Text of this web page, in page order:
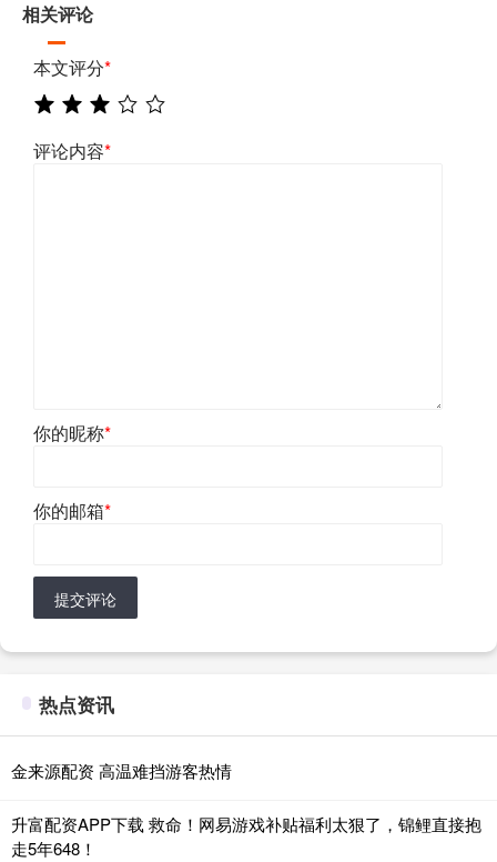
相关评论
本文评分*
评论内容*
你的昵称*
你的邮箱*
提交评论
热点资讯
金来源配资 高温难挡游客热情
升富配资APP下载 救命！网易游戏补贴福利太狠了，锦鲤直接抱
走5年648！